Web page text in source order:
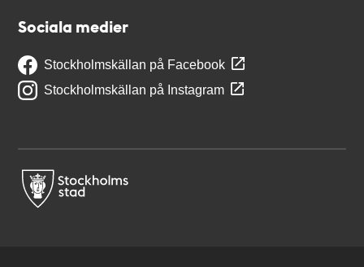
Sociala medier
Stockholmskällan på Facebook
Stockholmskällan på Instagram